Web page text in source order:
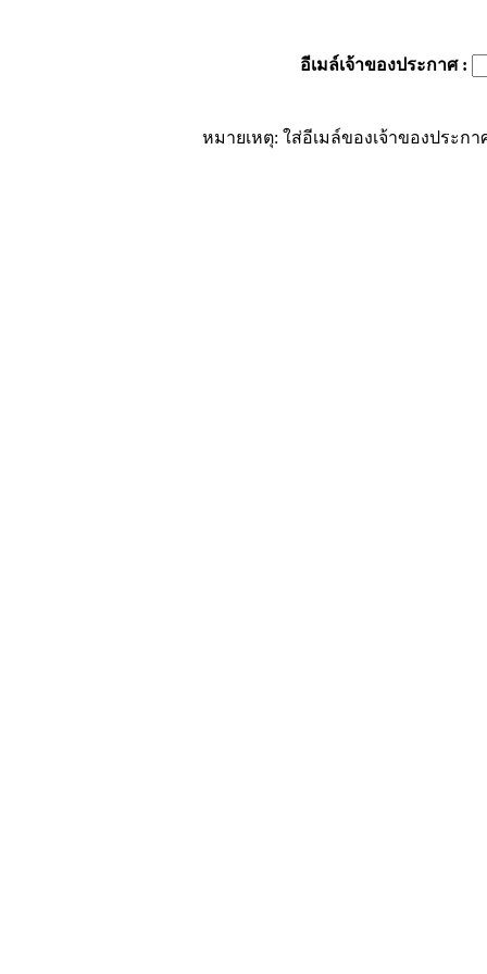
อีเมล์เจ้าของประกาศ:
หมายเหตุ: ใส่อีเมล์ของเจ้าของประก